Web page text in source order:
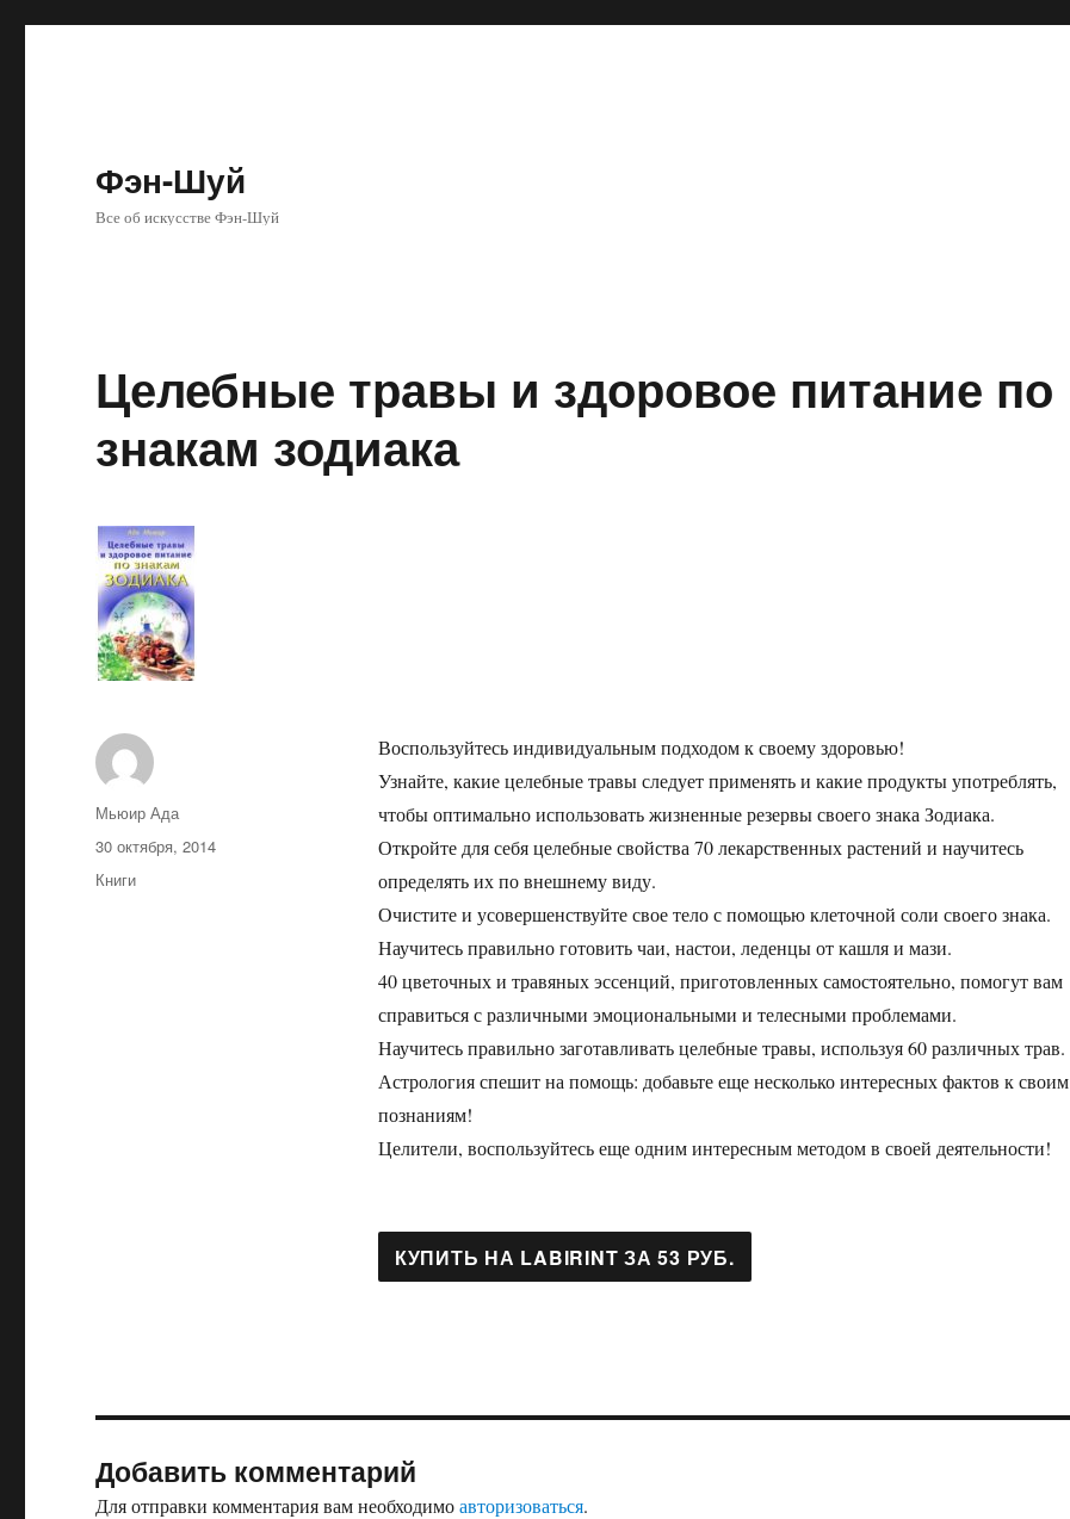
Фэн-Шуй
Все об искусстве Фэн-Шуй
Целебные травы и здоровое питание по
знакам зодиака
Воспользуйтесь индивидуальным подходом к своему здоровью!
Узнайте, какие целебные травы следует применять и какие продукты употреблять,
чтобы оптимально использовать жизненные резервы своего знака Зодиака.
Откройте для себя целебные свойства 70 лекарственных растений и научитесь
определять их по внешнему виду.
Очистите и усовершенствуйте свое тело с помощью клеточной соли своего знака.
Научитесь правильно готовить чаи, настои, леденцы от кашля и мази.
40 цветочных и травяных эссенций, приготовленных самостоятельно, помогут вам
справиться с различными эмоциональными и телесными проблемами.
Научитесь правильно заготавливать целебные травы, используя 60 различных трав.
Астрология спешит на помощь: добавьте еще несколько интересных фактов к своим
познаниям!
Целители, воспользуйтесь еще одним интересным методом в своей деятельности!
Автор
Мьюир Ада
Опубликовано
30 октября, 2014
Рубрики
Книги
Добавить комментарий
Для отправки комментария вам необходимоавторизоваться.